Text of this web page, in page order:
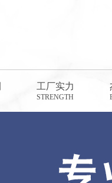
工厂实力
STRENGTH